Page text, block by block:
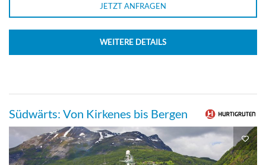
JETZT ANFRAGEN
WEITERE DETAILS
Südwärts: Von Kirkenes bis Bergen